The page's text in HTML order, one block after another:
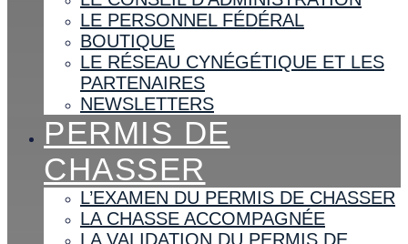
LE PERSONNEL FÉDÉRAL
BOUTIQUE
LE RÉSEAU CYNÉGÉTIQUE ET LES
PARTENAIRES
NEWSLETTERS
PERMIS DE
CHASSER
L’EXAMEN DU PERMIS DE CHASSER
LA CHASSE ACCOMPAGNÉE
LA VALIDATION DU PERMIS DE